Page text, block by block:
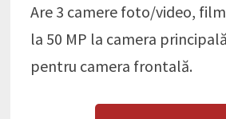
Are 3 camere foto/video,
la 50 MP la camera
pentru camera frontală.